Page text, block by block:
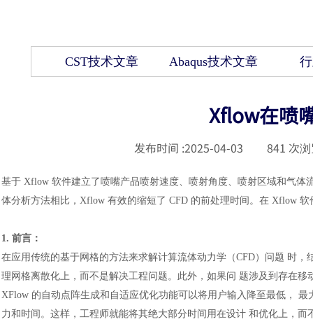
CST技术文章 Abaqus技术文章
Xflow在喷
发布时间 :2025-04-03 841 次
基于 Xflow 软件建立了喷嘴产品喷射速度、喷射角度、喷射区域和气
体分析方法相比，Xflow 有效的缩短了 CFD 的前处理时间。在 Xflow
1. 前言：
在应用传统的基于网格的方法来求解计算流体动力学（CFD）问题 时，
理网格离散化上，而不是解决工程问题。此外，如果问 题涉及到存在
XFlow 的自动点阵生成和自适应优化功能可以将用户输入降至最低，
力和时间。这样，工程师就能将其绝大部分时间用在设计 和优化上，